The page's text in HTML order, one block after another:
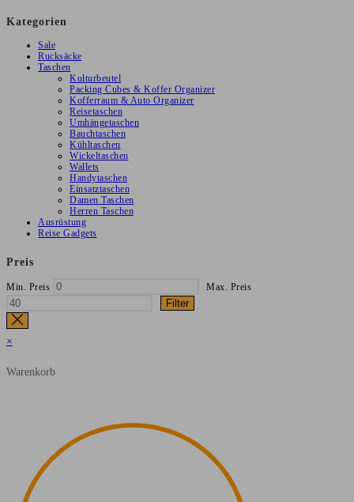
Kategorien
Sale
Rucksäcke
Taschen
Kulturbeutel
Packing Cubes & Koffer Organizer
Kofferraum & Auto Organizer
Reisetaschen
Umhängetaschen
Bauchtaschen
Kühltaschen
Wickeltaschen
Wallets
Handytaschen
Einsatztaschen
Damen Taschen
Herren Taschen
Ausrüstung
Reise Gadgets
Preis
Min. Preis Max. Preis
Filter
×
Warenkorb